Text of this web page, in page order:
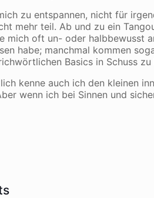
zu entspannen, nicht für
mehr teil. Ab und zu ein
mich oft un- oder halbbewusst
habe; manchmal kommen
Basics in Schuss
kenne auch ich den kleinen
wenn ich bei Sinnen und